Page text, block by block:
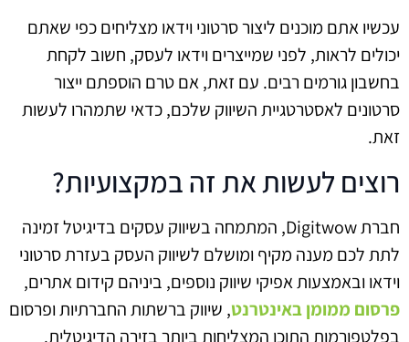
עכשיו אתם מוכנים ליצור סרטוני וידאו מצליחים כפי שאתם
יכולים לראות, לפני שמייצרים וידאו לעסק, חשוב לקחת
בחשבון גורמים רבים. עם זאת, אם טרם הוספתם ייצור
סרטונים לאסטרטגיית השיווק שלכם, כדאי שתמהרו לעשות
זאת.
רוצים לעשות את זה במקצועיות?
חברת Digitwow, המתמחה בשיווק עסקים בדיגיטל זמינה
לתת לכם מענה מקיף ומושלם לשיווק העסק בעזרת סרטוני
וידאו ובאמצעות אפיקי שיווק נוספים, ביניהם קידום אתרים,
פרסום ממומן באינטרנט, שיווק ברשתות החברתיות ופרסום
בפלטפורמות התוכן המצליחות ביותר בזירה הדיגיטלית.